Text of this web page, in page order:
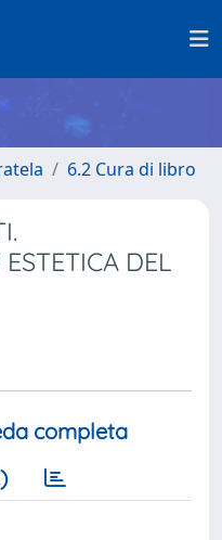
6.2 Cura di libro
DEL
completa